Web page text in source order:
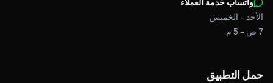
واتساب خدمة العملاء
الأحد - الخميس
7 ص - 5 م
حمل التطبيق